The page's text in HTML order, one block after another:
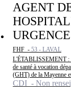
AGENT
FHF - 53 - LAVAL
L'ÉTABLISSEMENT :
de santé à vocation
(GHT) de la Mayenne
CDI - Non